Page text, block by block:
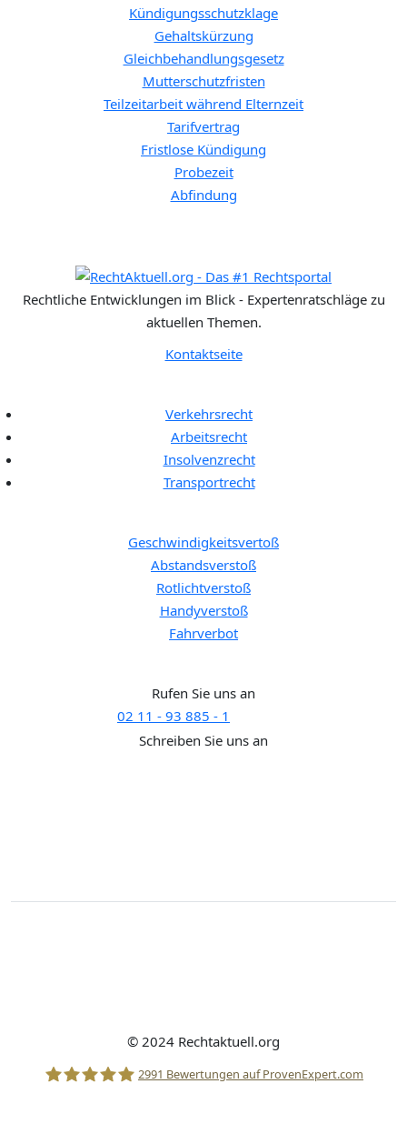
Kündigungsschutzklage
Gehaltskürzung
Gleichbehandlungsgesetz
Mutterschutzfristen
Teilzeitarbeit während Elternzeit
Tarifvertrag
Fristlose Kündigung
Probezeit
Abfindung
Rechtliche Entwicklungen im Blick - Expertenratschläge zu
aktuellen Themen.
Kontaktseite
Verkehrsrecht
Arbeitsrecht
Insolvenzrecht
Transportrecht
Geschwindigkeitsvertoß
Abstandsverstoß
Rotlichtverstoß
Handyverstoß
Fahrverbot
Rufen Sie uns an
02 11 - 93 885 - 1
Schreiben Sie uns an
© 2024 Rechtaktuell.org
2991 Bewertungen auf ProvenExpert.com